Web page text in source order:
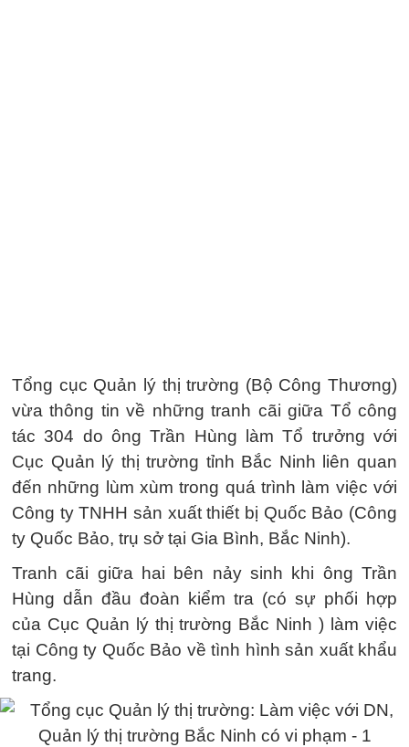
Tổng cục Quản lý thị trường (Bộ Công Thương)
vừa thông tin về những tranh cãi giữa Tổ công
tác 304 do ông Trần Hùng làm Tổ trưởng với
Cục Quản lý thị trường tỉnh Bắc Ninh liên quan
đến những lùm xùm trong quá trình làm việc với
Công ty TNHH sản xuất thiết bị Quốc Bảo (Công
ty Quốc Bảo, trụ sở tại Gia Bình, Bắc Ninh).
Tranh cãi giữa hai bên nảy sinh khi ông Trần
Hùng dẫn đầu đoàn kiểm tra (có sự phối hợp
của Cục Quản lý thị trường Bắc Ninh ) làm việc
tại Công ty Quốc Bảo về tình hình sản xuất khẩu
trang.